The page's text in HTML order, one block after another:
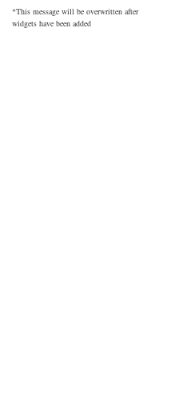
*This message will be overwritten after
widgets have been added